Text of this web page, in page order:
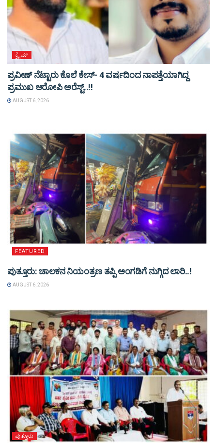
ಕ್ರೈಮ್
ಪ್ರವೀಣ್ ನೆಟ್ಟಾರು ಕೊಲೆ ಕೇಸ್‌- 4 ವರ್ಷದಿಂದ ನಾಪತ್ತೆಯಾಗಿದ್ದ
ಪ್ರಮುಖ ಆರೋಪಿ ಅರೆಸ್ಟ್‌..!!
AUGUST 6, 2026
FEATURED
ಪುತ್ತೂರು: ಚಾಲಕನ ನಿಯಂತ್ರಣ ತಪ್ಪಿ ಅಂಗಡಿಗೆ ನುಗ್ಗಿದ ಲಾರಿ..!
AUGUST 6, 2026
ಪುತ್ತೂರು